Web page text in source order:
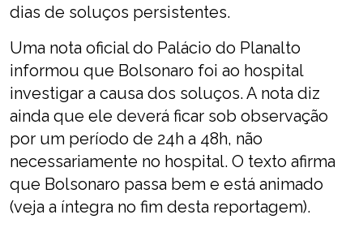
dias de soluços persistentes.
Uma nota oficial do Palácio do Planalto
informou que Bolsonaro foi ao hospital
investigar a causa dos soluços. A nota diz
ainda que ele deverá ficar sob observação
por um período de 24h a 48h, não
necessariamente no hospital. O texto afirma
que Bolsonaro passa bem e está animado
(veja a íntegra no fim desta reportagem).